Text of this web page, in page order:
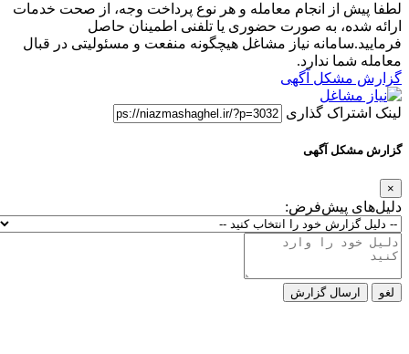
لطفا پیش از انجام معامله و هر نوع پرداخت وجه، از صحت خدمات
ارائه شده، به صورت حضوری یا تلفنی اطمینان حاصل
فرمایید.سامانه نیاز مشاغل هیچگونه منفعت و مسئولیتی در قبال
معامله شما ندارد.
گزارش مشکل آگهی
لینک اشتراک گذاری
گزارش مشکل آگهی
×
دلیل‌های پیش‌فرض:
لغو ارسال گزارش